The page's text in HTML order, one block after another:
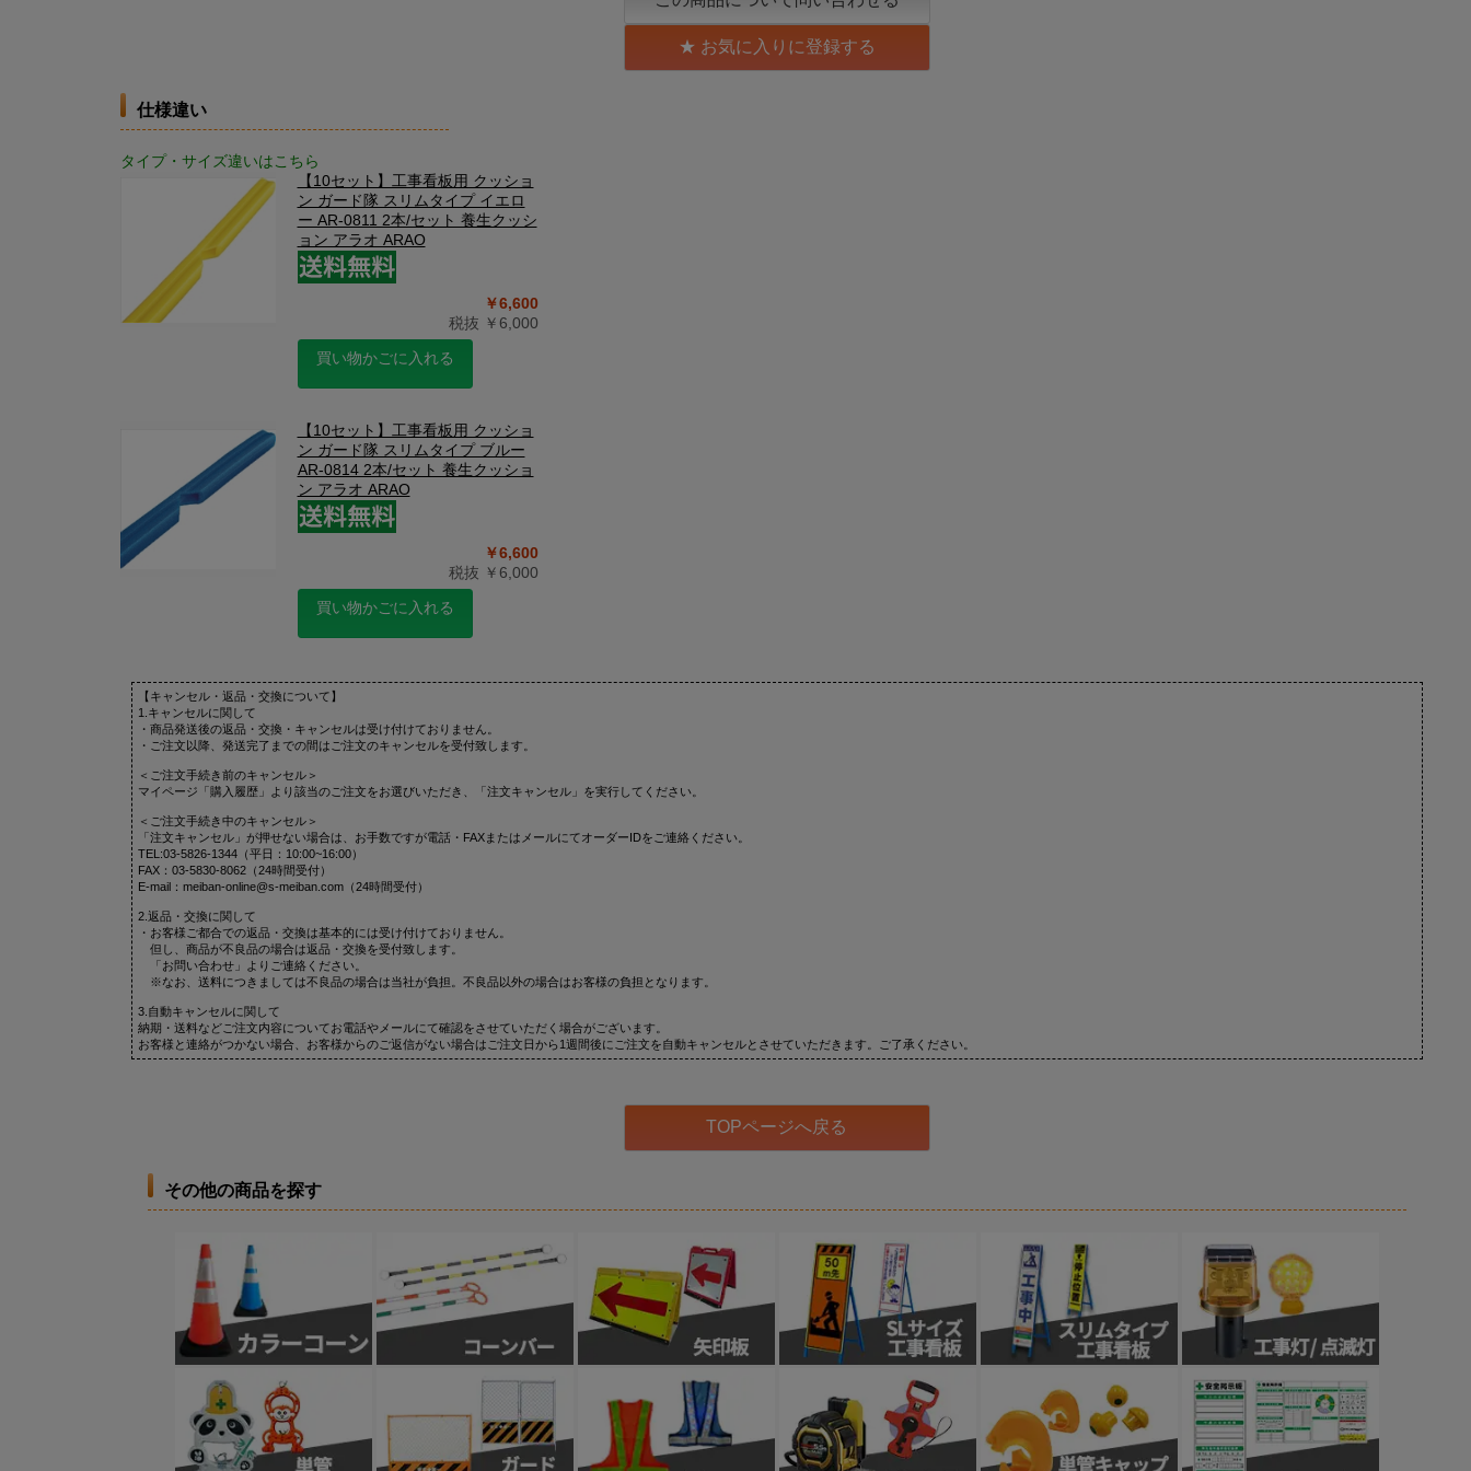
お気に入りに登録する
仕様違い
タイプ・サイズ違いはこちら
【10セット】工事看板用 クッショ
ン ガード隊 スリムタイプ イエロ
ー AR-0811 2本/セット 養生クッシ
ョン アラオ ARAO
￥6,600
税抜 ￥6,000
買い物かごに入れる
【10セット】工事看板用 クッショ
ン ガード隊 スリムタイプ ブルー
AR-0814 2本/セット 養生クッショ
ン アラオ ARAO
￥6,600
税抜 ￥6,000
買い物かごに入れる
【キャンセル・返品・交換について】
1.キャンセルに関して
・商品発送後の返品・交換・キャンセルは受け付けておりません。
・ご注文以降、発送完了までの間はご注文のキャンセルを受付致します。
＜ご注文手続き前のキャンセル＞
マイページ「購入履歴」より該当のご注文をお選びいただき、「注文キャンセル」を実行してください。
＜ご注文手続き中のキャンセル＞
「注文キャンセル」が押せない場合は、お手数ですが電話・FAXまたはメールにてオーダーIDをご連絡ください。
TEL:03-5826-1344（平日：10:00~16:00）
FAX：03-5830-8062（24時間受付）
E-mail：meiban-online@s-meiban.com（24時間受付）
2.返品・交換に関して
・お客様ご都合での返品・交換は基本的には受け付けておりません。
但し、商品が不良品の場合は返品・交換を受付致します。
「お問い合わせ」よりご連絡ください。
※なお、送料につきましては不良品の場合は当社が負担。不良品以外の場合はお客様の負担となります。
3.自動キャンセルに関して
納期・送料などご注文内容についてお電話やメールにて確認をさせていただく場合がございます。
お客様と連絡がつかない場合、お客様からのご返信がない場合はご注文日から1週間後にご注文を自動キャンセルとさせていただきます。ご了承ください。
TOPページへ戻る
その他の商品を探す